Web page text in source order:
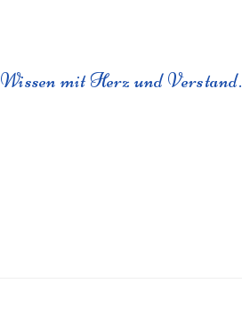
Wissen mit Herz und Verstand.